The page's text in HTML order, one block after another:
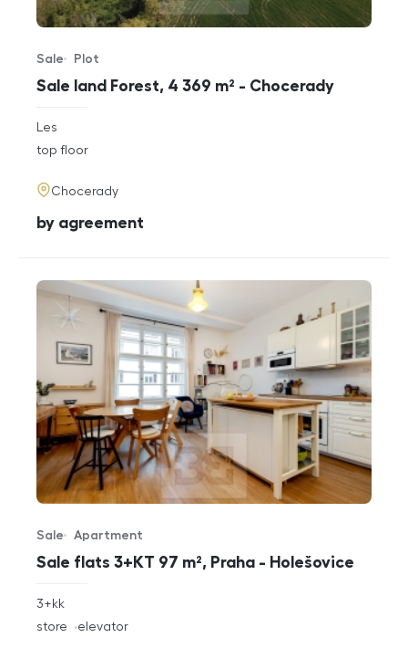
Sale land Forest, 4 369 m² - Chocerady
Offer type
Sale
Property type
Plot
rozměry
disposition
Les
funkce
top floor
adresa
Chocerady
cena
by agreement
Sale flats 3+KT 97 m², Praha - Holešovice
Offer type
Sale
Property type
Apartment
rozměry
3+kk
funkce
store elevator